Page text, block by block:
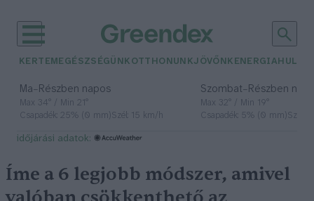
KERTEM EGÉSZSÉGÜNK OTTHONUNKJÖVŐNK ENERGIA
Ma– Részben napos
Max 34° / Min 21°
Csapadék: 25% (0 mm)Szél: 15 km/h
Szombat– Részben
Max 32° / Min 19°
Csapadék: 5% (0 mm)Szél:
időjárási adatok:
Íme a 6 legjobb módszer, amivel